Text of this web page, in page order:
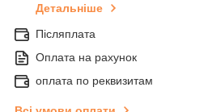
Детальніше
Післяплата
Оплата на рахунок
оплата по реквизитам